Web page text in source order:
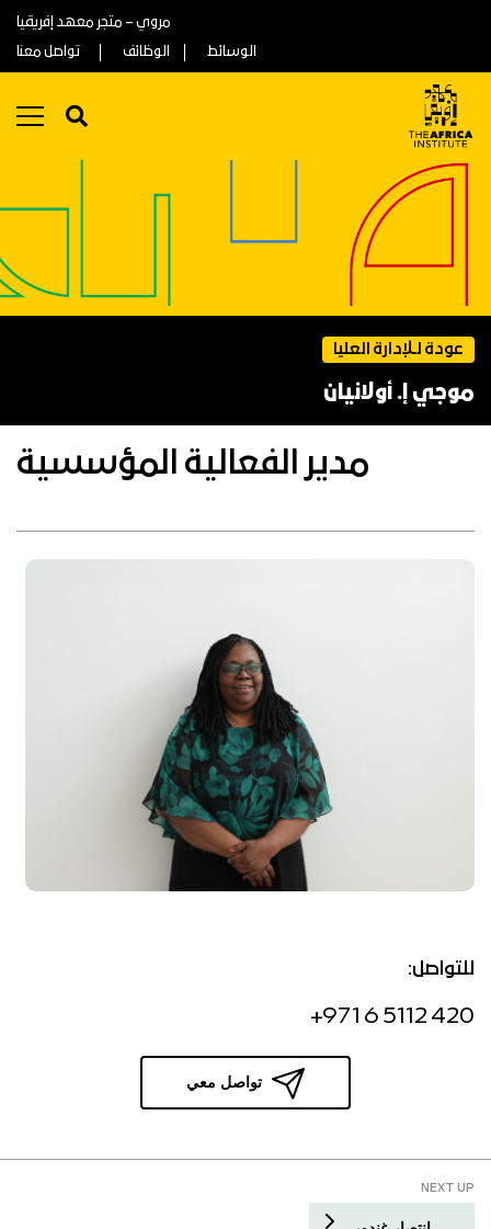
مروي – متجر معهد إفريقيا
الوسائط
الوظائف تواصل معنا
عودة لـلإدارة العليا
موجي إ. أولانيان
مدير الفعالية المؤسسية
للتواصل:
+971 6 5112 420
تواصل معي
NEXT UP